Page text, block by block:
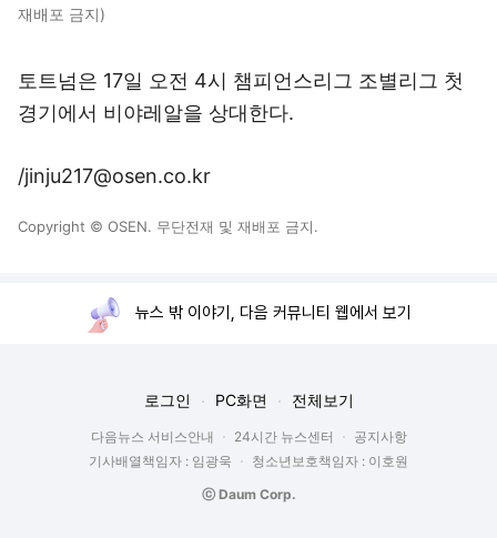
재배포 금지)
토트넘은 17일 오전 4시 챔피언스리그 조별리그 첫
경기에서 비야레알을 상대한다.
/jinju217@osen.co.kr
Copyright © OSEN. 무단전재 및 재배포 금지.
뉴스 밖 이야기, 다음 커뮤니티 웹에서 보기
로그인 PC화면 전체보기
다음뉴스 서비스안내 24시간 뉴스센터
공지사항
기사배열책임자 : 임광욱
청소년보호책임자 : 이호원
ⓒ Daum Corp.